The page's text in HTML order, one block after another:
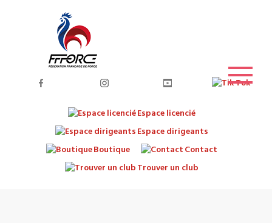
Espace licencié
Espace dirigeants
Boutique
Contact
Trouver un club